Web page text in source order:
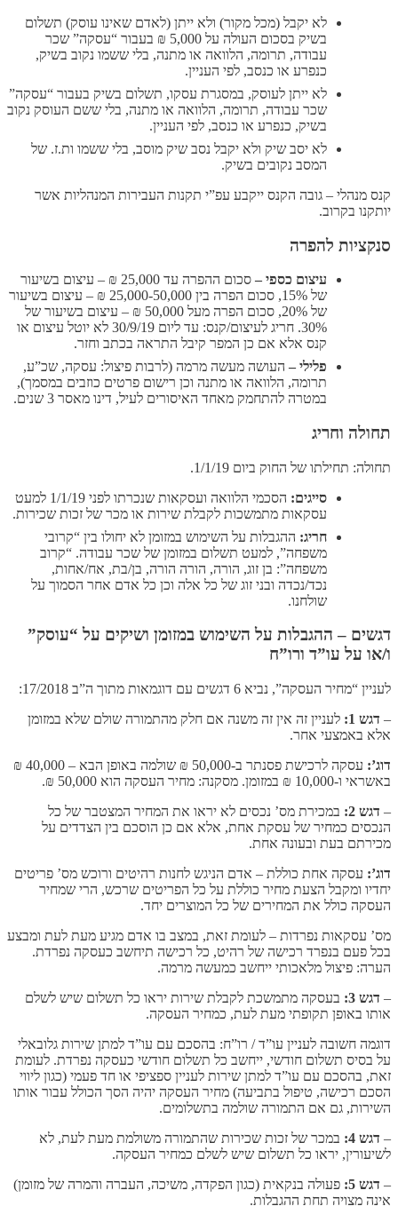
לא יקבל (מכל מקור) ולא ייתן (לאדם שאינו עוסק) תשלום
בשיק בסכום העולה על 5,000 ₪ בעבור “עסקה” שכר
עבודה, תרומה, הלוואה או מתנה, בלי ששמו נקוב בשיק,
כנפרע או כנסב, לפי העניין.
לא ייתן לעוסק, במסגרת עסקו, תשלום בשיק בעבור “עסקה”
שכר עבודה, תרומה, הלוואה או מתנה, בלי ששם העוסק נקוב
בשיק, כנפרע או כנסב, לפי העניין.
לא יסב שיק ולא יקבל נסב שיק מוסב, בלי ששמו ות.ז. של
המסב נקובים בשיק.
קנס מנהלי – גובה הקנס ייקבע עפ”י תקנות העבירות המנהליות אשר
יותקנו בקרוב.
סנקציות להפרה
עיצום כספי –
סכום ההפרה עד 25,000 ₪ – עיצום בשיעור
של 15%, סכום הפרה בין 25,000-50,000 ₪ – עיצום בשיעור
של 20%, סכום הפרה מעל 50,000 ₪ – עיצום בשיעור של
30%. חריג לעיצום/קנס: עד ליום 30/9/19 לא יוטל עיצום או
קנס אלא אם כן המפר קיבל התראה בכתב וחזר.
פלילי – העושה מעשה מרמה (לרבות פיצול: עסקה, שכ”ע,
תרומה, הלוואה או מתנה וכן רישום פרטים כוזבים במסמך),
במטרה להתחמק מאחד האיסורים לעיל, דינו מאסר 3 שנים.
תחולה וחריג
תחולה: תחילתו של החוק ביום 1/1/19.
סייגים:
הסכמי הלוואה ועסקאות שנכרתו לפני 1/1/19 למעט
עסקאות מתמשכות לקבלת שירות או מכר של זכות שכירות.
חריג: ההגבלות על השימוש במזומן לא יחולו בין “קרובי
משפחה”, למעט תשלום במזומן של שכר עבודה. “קרוב
משפחה”: בן זוג, הורה, הורה הורה, בן/בת, אח/אחות,
נכד/נכדה ובני זוג של כל אלה וכן כל אדם אחר הסמוך על
שולחנו.
דגשים – ההגבלות על השימוש במזומן ושיקים על “עוסק”
ו/או על עו”ד ורו”ח
לעניין “מחיר העסקה”, נביא 6 דגשים עם דוגמאות מתוך ה”ב 17/2018:
– דגש 1:
לעניין זה אין זה משנה אם חלק מהתמורה שולם שלא במזומן
אלא באמצעי אחר.
דוג’:
עסקה לרכישת פסנתר ב-50,000 ₪ שולמה באופן הבא – 40,000 ₪
באשראי ו-10,000 ₪ במזומן. מסקנה: מחיר העסקה הוא 50,000 ₪.
– דגש 2:
במכירת מס’ נכסים לא יראו את המחיר המצטבר של כל
הנכסים כמחיר של עסקת אחת, אלא אם כן הוסכם בין הצדדים על
מכירתם בעת ובעונה אחת.
דוג’: עסקה אחת כוללת – אדם הניגש לחנות רהיטים ורוכש מס’ פריטים
יחדיו ומקבל הצעת מחיר כוללת על כל הפריטים שרכש, הרי שמחיר
העסקה כולל את המחירים של כל המוצרים יחד.
מס’ עסקאות נפרדות – לעומת זאת, במצב בו אדם מגיע מעת לעת ומבצע
בכל פעם בנפרד רכישה של רהיט, כל רכישה תיחשב כעסקה נפרדת.
הערה: פיצול מלאכותי ייחשב כמעשה מרמה.
– דגש 3:
בעסקה מתמשכת לקבלת שירות יראו כל תשלום שיש לשלם
אותו באופן תקופתי מעת לעת, כמחיר העסקה.
דוגמה חשובה לעניין עו”ד / רו”ח: בהסכם עם עו”ד למתן שירות גלובאלי
על בסיס תשלום חודשי, ייחשב כל תשלום חודשי כעסקה נפרדת. לעומת
זאת, בהסכם עם עו”ד למתן שירות לעניין ספציפי או חד פעמי (כגון ליווי
הסכם רכישה, טיפול בתביעה) מחיר העסקה יהיה הסך הכולל עבור אותו
השירות, גם אם התמורה שולמה בתשלומים.
– דגש 4:
במכר של זכות שכירות שהתמורה משולמת מעת לעת, לא
לשיעורין, יראו כל תשלום שיש לשלם כמחיר העסקה.
– דגש 5:
פעולה בנקאית (כגון הפקדה, משיכה, העברה והמרה של מזומן)
אינה מצויה תחת ההגבלות.